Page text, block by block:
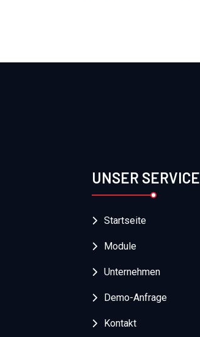
UNSER SERVICE
Startseite
Module
Unternehmen
Demo-Anfrage
Kontakt